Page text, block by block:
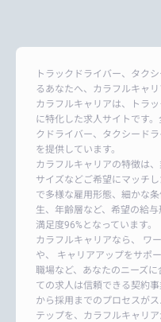
トラックドライバー、タク
るあなたへ、カラフルキャ
カラフルキャリアは、トラ
に特化した求人サイトです
クドライバー、タクシード
を提供しています。
カラフルキャリアの特徴は
サイズなどご希望にマッチ
で多様な雇用形態、細かな
生、年齢層など、希望の給
満足度96%となっています。
カラフルキャリアなら、 ワ
や、 キャリアアップをサポ
職場など、あなたのニーズ
ての求人は信頼できる契約
から採用までのプロセスが
テップを、カラフルキャリア